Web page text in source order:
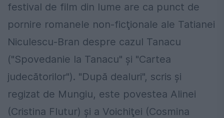
festival de film din lume are ca punct de
pornire romanele non-ficţionale ale Tatianei
Niculescu-Bran despre cazul Tanacu
("Spovedanie la Tanacu" şi "Cartea
judecătorilor"). "După dealuri", scris şi
regizat de Mungiu, este povestea Alinei
(Cristina Flutur) şi a Voichiţei (Cosmina